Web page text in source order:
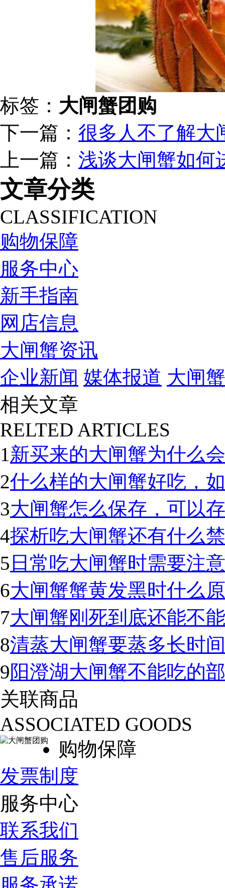
标签： 大闸蟹团购
下一篇： 很多人不了解大
上一篇： 浅谈大闸蟹如何
文章分类
CLASSIFICATION
购物保障
服务中心
新手指南
网店信息
大闸蟹资讯
企业新闻 媒体报道 大闸
相关文章
RELTED ARTICLES
1新买来的大闸蟹为什么
2什么样的大闸蟹好吃，
3大闸蟹怎么保存，可以
4探析吃大闸蟹还有什么
5 日常吃大闸蟹时需要注
6大闸蟹蟹黄发黑时什么
7大闸蟹刚死到底还能不
8清蒸大闸蟹要蒸多长时
9阳澄湖大闸蟹不能吃的
关联商品
ASSOCIATED GOODS
购物保障
发票制度
服务中心
联系我们
售后服务